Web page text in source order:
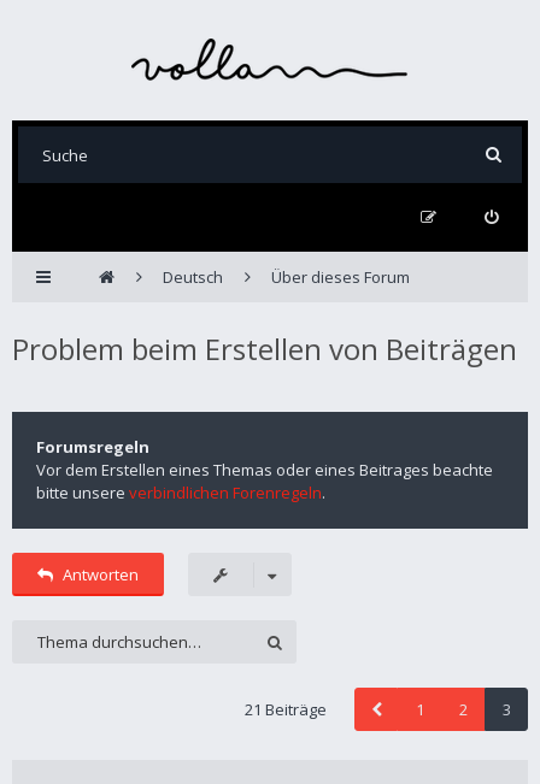
Deutsch Über dieses Forum
Problem beim Erstellen von Beiträgen
Forumsregeln
Vor dem Erstellen eines Themas oder eines Beitrages beachte
bitte unsere verbindlichen Forenregeln.
Antworten
21 Beiträge 1 2 3